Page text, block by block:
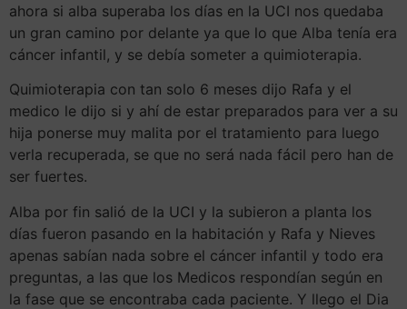
ahora si alba superaba los días en la UCI nos quedaba
un gran camino por delante ya que lo que Alba tenía era
cáncer infantil, y se debía someter a quimioterapia.
Quimioterapia con tan solo 6 meses dijo Rafa y el
medico le dijo si y ahí de estar preparados para ver a su
hija ponerse muy malita por el tratamiento para luego
verla recuperada, se que no será nada fácil pero han de
ser fuertes.
Alba por fin salió de la UCI y la subieron a planta los
días fueron pasando en la habitación y Rafa y Nieves
apenas sabían nada sobre el cáncer infantil y todo era
preguntas, a las que los Medicos respondían según en
la fase que se encontraba cada paciente. Y llego el Dia